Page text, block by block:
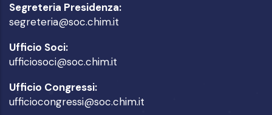
Segreteria Presidenza:
segreteria@soc.chim.it
Ufficio Soci:
ufficiosoci@soc.chim.it
Ufficio Congressi:
ufficiocongressi@soc.chim.it